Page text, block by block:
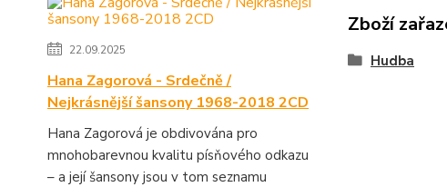
22.09.2025
Hana Zagorová - Srdečně /
Nejkrásnější šansony 1968-2018 2CD
Hana Zagorová je obdivována pro
mnohobarevnou kvalitu písňového odkazu
– a její šansony jsou v tom seznamu
Zboží
Hudba